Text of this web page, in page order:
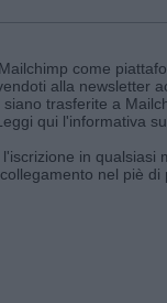
come
alla newsletter
trasferite a
qui l'informativa
in qualsiasi
nel piè di